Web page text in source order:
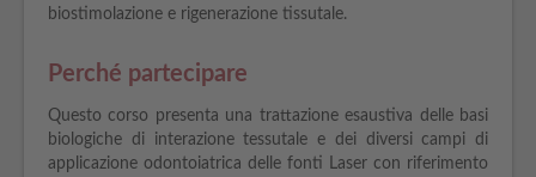
biostimolazione e rigenerazione tissutale.
Perché partecipare
Questo corso presenta una trattazione esaustiva delle basi
biologiche di interazione tessutale e dei diversi campi di
applicazione odontoiatrica delle fonti Laser con riferimento